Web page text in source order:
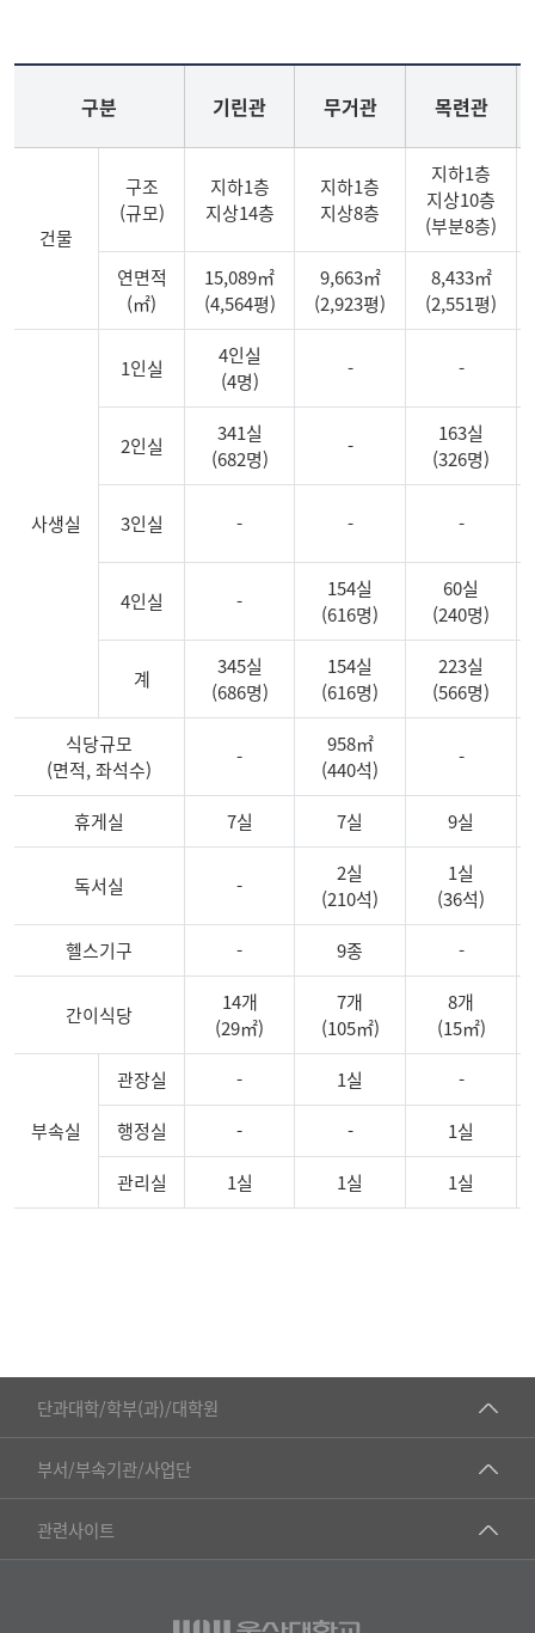
규
및
설
구분 기린관 무거관 목련관
건물
구조
(규모)
지하1층
지상14층
지하1층
지상8층
지하1층
지상10층
(부분8층)
연면적
(㎡)
15,089㎡
(4,564평)
9,663㎡
(2,923평)
8,433㎡
(2,551평)
사생실
1인실
4인실
(4명)
- -
2인실
341실
(682명)
-
163실
(326명)
3인실 - - -
4인실 -
154실
(616명)
60실
(240명)
계
345실
(686명)
154실
(616명)
223실
(566명)
식당규모
(면적, 좌석수)
-
958㎡
(440석)
-
휴게실 7실 7실 9실
독서실 -
2실
(210석)
1실
(36석)
헬스기구 - 9종 -
간이식당
14개
(29㎡)
7개
(105㎡)
8개
(15㎡)
부속실
관장실 - 1실 -
행정실 - - 1실
관리실 1실 1실 1실
단과대학/학부(과)/대학원
■인문대학
▷국어국문학부
▷일본어·일본학과
▷프랑스어·프랑스학과
부서/부속기관/사업단
공동기기센터
공학교육혁신센터
관련사이트
건강가정지원센터
교수협의회